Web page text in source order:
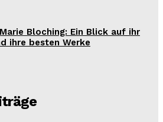
Bloching: Ein Blick auf ihr
ihre besten Werke